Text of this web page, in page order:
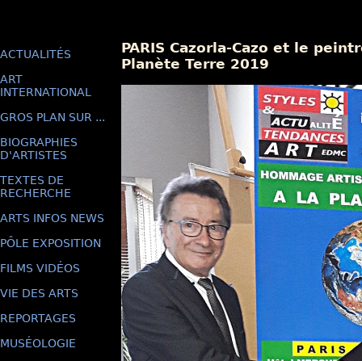
ACTUALITÉS
ART
INTERNATIONAL
GROS PLAN SUR ...
BIOGRAPHIES
D'ARTISTES
TEXTES DE
RECHERCHE
ARTS INFOS NEWS
PÔLE EXPOSITION
FILMS VIDÉOS
VIE DES ARTS
REPORTAGES
MUSÉOLOGIE
PARIS Cazorla-Cazo et le
Planète Terre 2019